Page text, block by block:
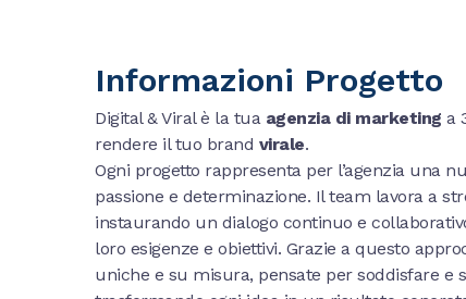
Informazioni Progetto
Digital & Viral è la tua agenzia di marketing a
rendere il tuo brand virale.
Ogni progetto rappresenta per l’agenzia una
passione e determinazione. Il team lavora a
instaurando un dialogo continuo e
loro esigenze e obiettivi. Grazie a questo
uniche e su misura, pensate per soddisfare e